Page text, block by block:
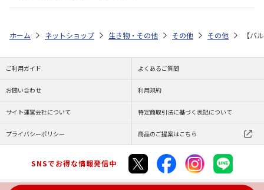
ホーム ネットショップ 生き物・その他 その他 その他 【バ
ご利用ガイド よくあるご質問
お問い合わせ 利用規約
サイト運営会社について 特定商取引法に基づく表記について
プライバシーポリシー 商品のご提案はこちら
SNSでお得な情報発信中